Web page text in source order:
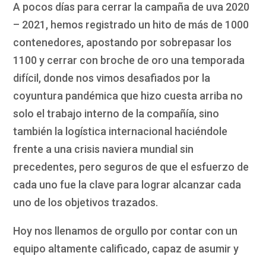
A pocos días para cerrar la campaña de uva 2020
– 2021, hemos registrado un hito de más de 1000
contenedores, apostando por sobrepasar los
1100 y cerrar con broche de oro una temporada
difícil, donde nos vimos desafiados por la
coyuntura pandémica que hizo cuesta arriba no
solo el trabajo interno de la compañía, sino
también la logística internacional haciéndole
frente a una crisis naviera mundial sin
precedentes, pero seguros de que el esfuerzo de
cada uno fue la clave para lograr alcanzar cada
uno de los objetivos trazados.
Hoy nos llenamos de orgullo por contar con un
equipo altamente calificado, capaz de asumir y